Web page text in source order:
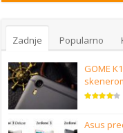
Zadnje Popularno
GOME
Asus